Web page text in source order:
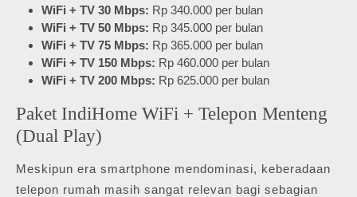
WiFi + TV 30 Mbps: Rp 340.000 per bulan
WiFi + TV 50 Mbps: Rp 345.000 per bulan
WiFi + TV 75 Mbps: Rp 365.000 per bulan
WiFi + TV 150 Mbps: Rp 460.000 per bulan
WiFi + TV 200 Mbps: Rp 625.000 per bulan
Paket IndiHome WiFi + Telepon Menteng
(Dual Play)
Meskipun era smartphone mendominasi, keberadaan
telepon rumah masih sangat relevan bagi sebagian